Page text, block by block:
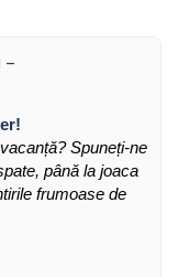
Spuneți-ne
până la joaca
frumoase de